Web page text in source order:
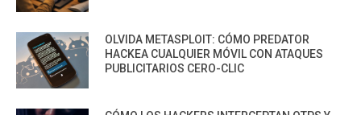
OLVIDA METASPLOIT: CÓMO PREDATOR
HACKEA CUALQUIER MÓVIL CON ATAQUES
PUBLICITARIOS CERO-CLIC